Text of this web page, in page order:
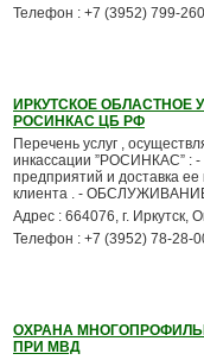
Телефон : +7 (3952) 799-
ИРКУТСКОЕ ОБЛАСТНОЕ
РОСИНКАС ЦБ РФ
Перечень услуг ,
инкассации
предприятий и доставка
клиента . -
Адрес : 664076, г. Иркутск,
Телефон : +7 (3952) 78-28-
ОХРАНА
ПРИ МВД